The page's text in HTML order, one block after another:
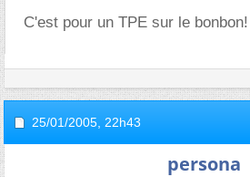
C'est pour un TPE sur le bonbon!
25/01/2005, 22h43
persona